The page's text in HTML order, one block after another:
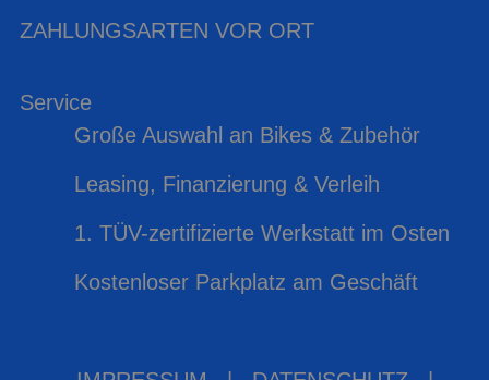
ZAHLUNGSARTEN VOR ORT
Service
Große Auswahl an Bikes & Zubehör
Leasing, Finanzierung & Verleih
1. TÜV-zertifizierte Werkstatt im Osten
Kostenloser Parkplatz am Geschäft